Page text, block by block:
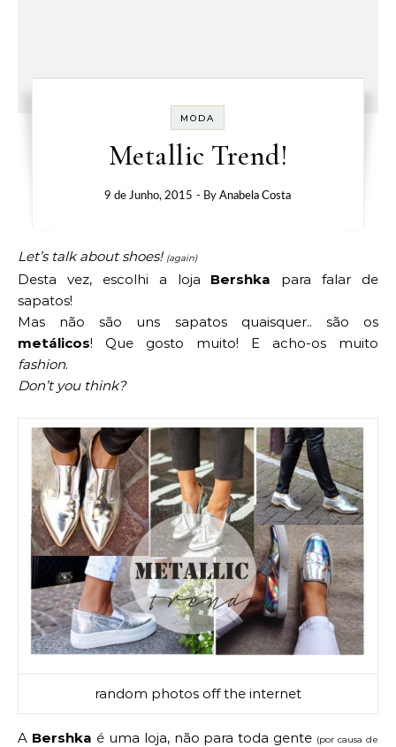
MODA
Metallic Trend!
9 de Junho, 2015 - ByAnabela Costa
Let’s talk about shoes! (again)
Desta vez, escolhi a loja Bershka para falar de
sapatos!
Mas não são uns sapatos quaisquer.. são os
metálicos! Que gosto muito! E acho-os muito
fashion.
Don’t you think?
random photos off the internet
A Bershka é uma loja, não para toda gente (por causa de